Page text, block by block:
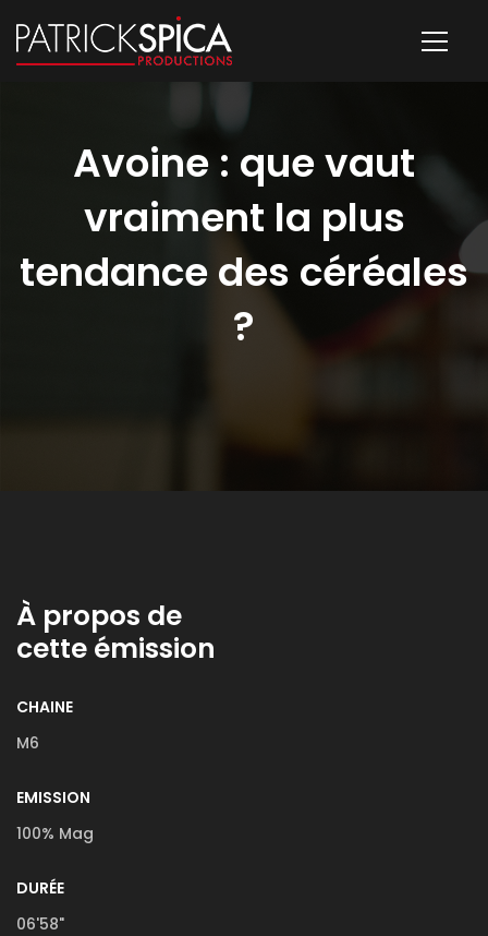
Avoine : que vaut
vraiment la plus
tendance des céréales
?
À propos de
cette émission
CHAINE
M6
EMISSION
100% Mag
DURÉE
06'58"